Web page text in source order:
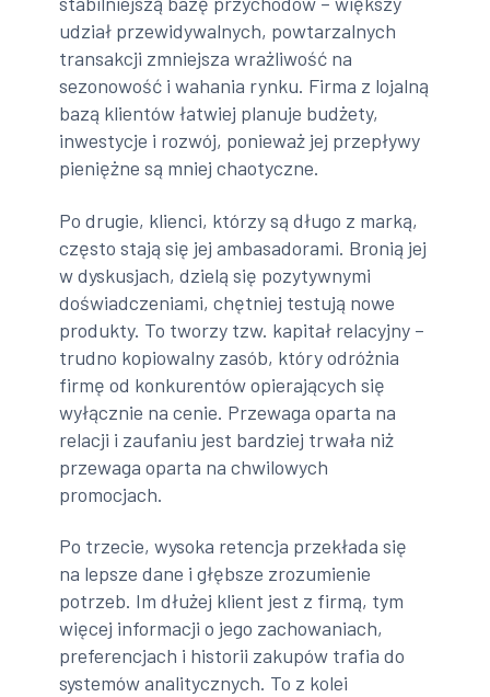
udział przewidywalnych, powtarzalnych
transakcji zmniejsza wrażliwość na
sezonowość i wahania rynku. Firma z lojalną
bazą klientów łatwiej planuje budżety,
inwestycje i rozwój, ponieważ jej przepływy
pieniężne są mniej chaotyczne.
Po drugie, klienci, którzy są długo z marką,
często stają się jej ambasadorami. Bronią jej
w dyskusjach, dzielą się pozytywnymi
doświadczeniami, chętniej testują nowe
produkty. To tworzy tzw. kapitał relacyjny –
trudno kopiowalny zasób, który odróżnia
firmę od konkurentów opierających się
wyłącznie na cenie. Przewaga oparta na
relacji i zaufaniu jest bardziej trwała niż
przewaga oparta na chwilowych
promocjach.
Po trzecie, wysoka retencja przekłada się
na lepsze dane i głębsze zrozumienie
potrzeb. Im dłużej klient jest z firmą, tym
więcej informacji o jego zachowaniach,
preferencjach i historii zakupów trafia do
systemów analitycznych. To z kolei